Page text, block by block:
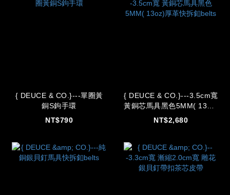
{ DEUCE & CO.}---單圈黃
銅S鉤手環
NT$790
{ DEUCE & CO.}---3.5cm寬
黃銅芯馬具黑色5MM( 13oz)
厚革快拆釦belts
NT$2,680